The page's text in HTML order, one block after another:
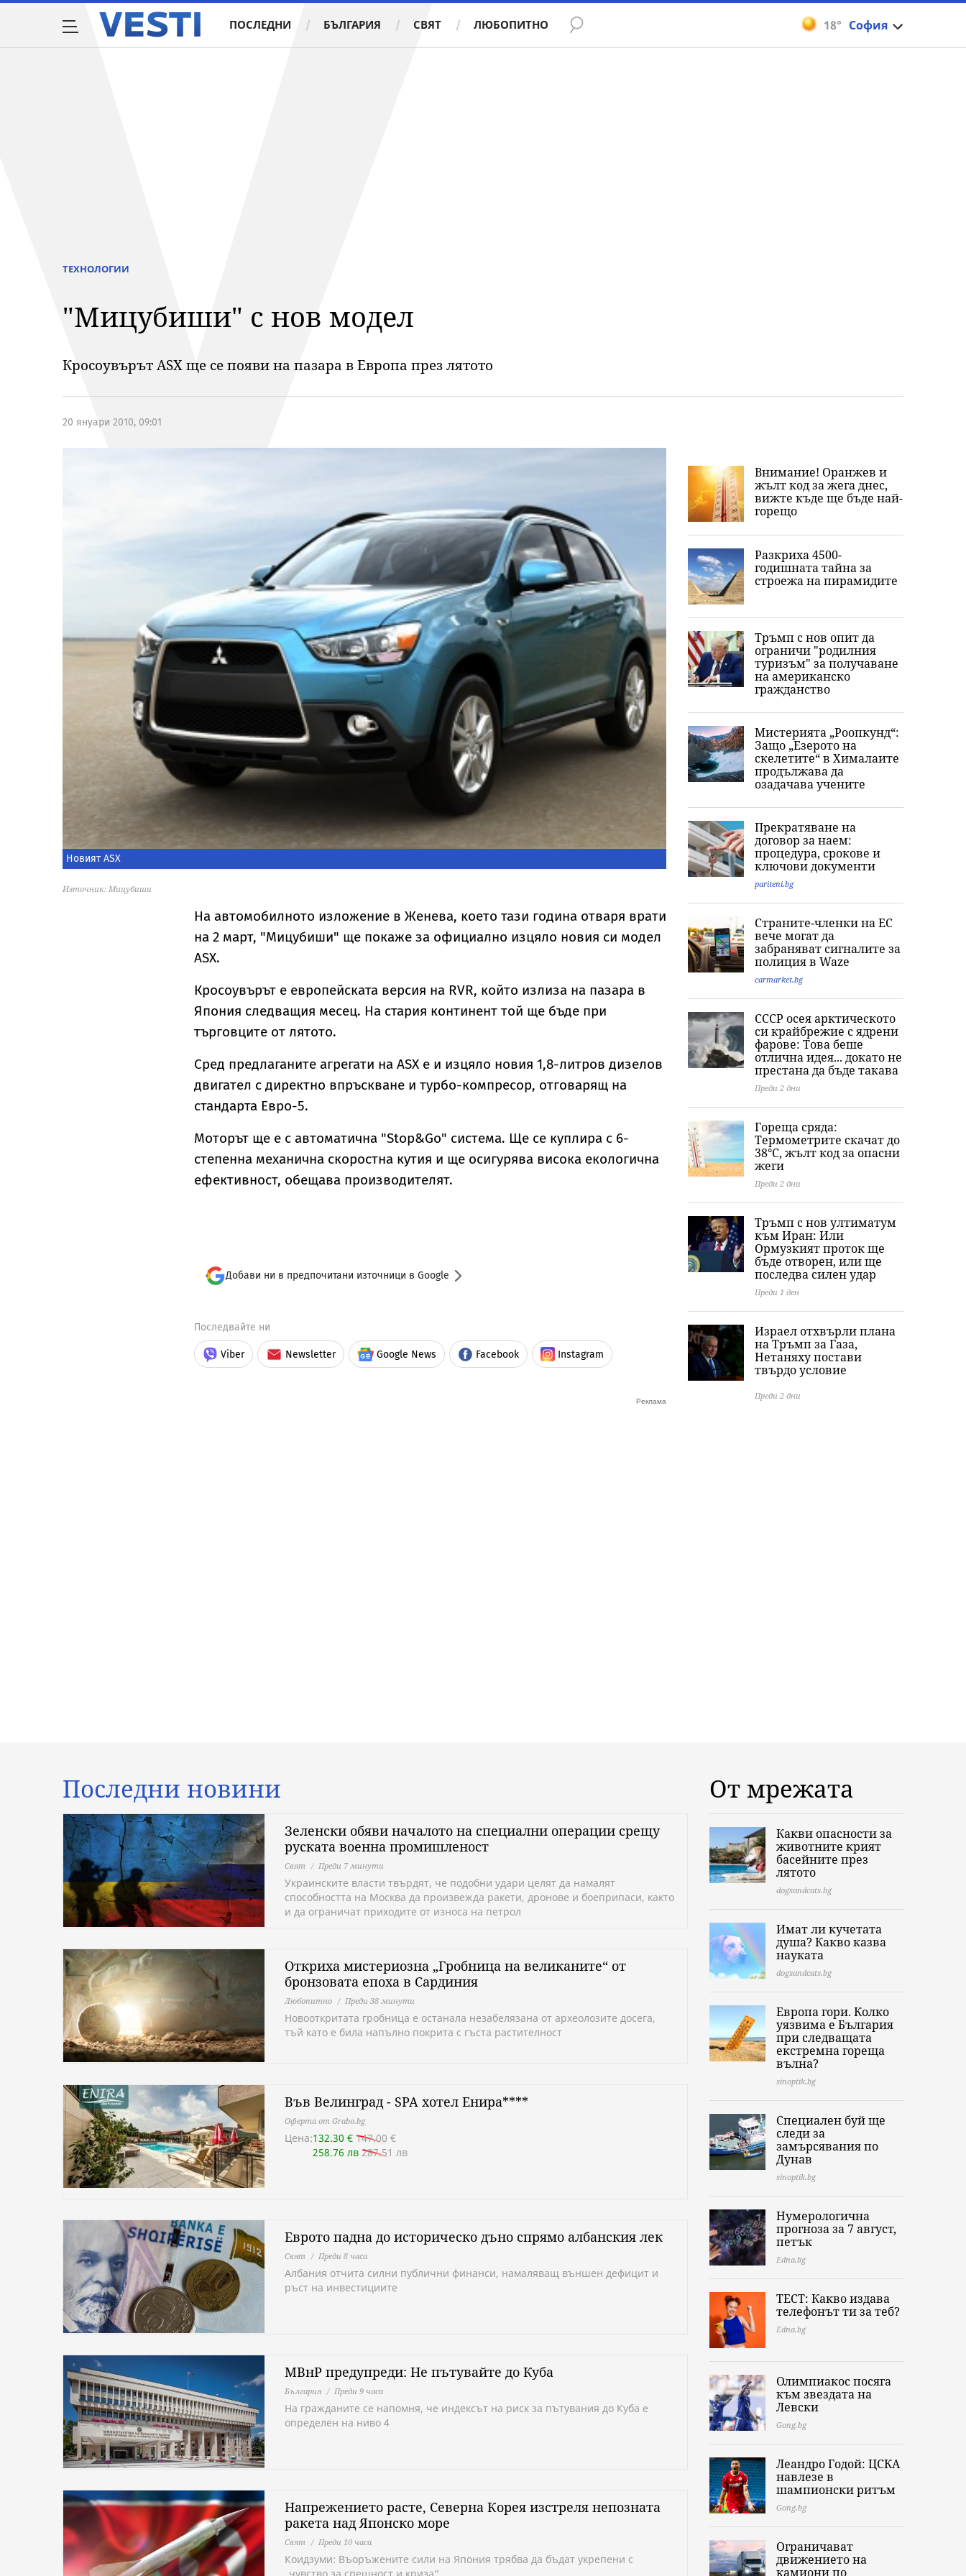
18° София
ПОСЛЕДНИ БЪЛГАРИЯ СВЯТ ЛЮБОПИТНО
ТЕХНОЛОГИИ
"Мицубиши" с нов модел
Кросоувърът ASX ще се появи на пазара в Европа през лятото
20 януари 2010, 09:01
Новият ASX
Източник: Мицубиши
На автомобилното изложение в Женева, което тази година отваря врати
на 2 март, "Мицубиши" ще покаже за официално изцяло новия си модел
ASX.
Кросоувърът е европейската версия на RVR, който излиза на пазара в
Япония следващия месец. На стария континент той ще бъде при
търговците от лятото.
Сред предлаганите агрегати на ASX е и изцяло новия 1,8-литров дизелов
двигател с директно впръскване и турбо-компресор, отговарящ на
стандарта Евро-5.
Моторът ще е с автоматична "Stop&Go" система. Ще се куплира с 6-
степенна механична скоростна кутия и ще осигурява висока екологична
ефективност, обещава производителят.
Добави ни в предпочитани източници в Google
Последвайте ни
Viber Newsletter Google News Facebook Instagram
Внимание! Оранжев и
жълт код за жега днес,
вижте къде ще бъде най-
горещо
Разкриха 4500-
годишната тайна за
строежа на пирамидите
Тръмп с нов опит да
ограничи "родилния
туризъм" за получаване
на американско
гражданство
Мистерията „Роопкунд“:
Защо „Езерото на
скелетите“ в Хималаите
продължава да
озадачава учените
Прекратяване на
договор за наем:
процедура, срокове и
ключови документи
pariteni.bg
Страните-членки на ЕС
вече могат да
забраняват сигналите за
полиция в Waze
carmarket.bg
СССР осея арктическото
си крайбрежие с ядрени
фарове: Това беше
отлична идея... докато не
престана да бъде такава
Преди 2 дни
Гореща сряда:
Термометрите скачат до
38°C, жълт код за опасни
жеги
Преди 2 дни
Тръмп с нов ултиматум
към Иран: Или
Ормузкият проток ще
бъде отворен, или ще
последва силен удар
Преди 1 ден
Израел отхвърли плана
на Тръмп за Газа,
Нетаняху постави
твърдо условие
Преди 2 дни
Последни новини
Зеленски обяви началото на специални операции срещу
руската военна промишленост
Свят Преди 7 минути
Украинските власти твърдят, че подобни удари целят да намалят
способността на Москва да произвежда ракети, дронове и боеприпаси, както
и да ограничат приходите от износа на петрол
Откриха мистериозна „Гробница на великаните“ от
бронзовата епоха в Сардиния
Любопитно Преди 38 минути
Новооткритата гробница е останала незабелязана от археолозите досега,
тъй като е била напълно покрита с гъста растителност
Във Велинград - SPA хотел Енира****
Оферта от Grabo.bg
Цена:132.30 € 147.00 €
258.76 лв 287.51 лв
Еврото падна до историческо дъно спрямо албанския лек
Свят Преди 8 часа
Албания отчита силни публични финанси, намаляващ външен дефицит и
ръст на инвестициите
МВнР предупреди: Не пътувайте до Куба
България Преди 9 часа
На гражданите се напомня, че индексът на риск за пътувания до Куба е
определен на ниво 4
Напрежението расте, Северна Корея изстреля непозната
ракета над Японско море
Свят Преди 10 часа
Коидзуми: Въоръжените сили на Япония трябва да бъдат укрепени с
От мрежата
Какви опасности за
животните крият
басейните през
лятото
dogsandcats.bg
Имат ли кучетата
душа? Какво казва
науката
dogsandcats.bg
Европа гори. Колко
уязвима е България
при следващата
екстремна гореща
вълна?
sinoptik.bg
Специален буй ще
следи за
замърсявания по
Дунав
sinoptik.bg
Нумерологична
прогноза за 7 август,
петък
Edna.bg
ТЕСТ: Какво издава
телефонът ти за теб?
Edna.bg
Олимпиакос посяга
към звездата на
Левски
Gong.bg
Леандро Годой: ЦСКА
навлезе в
шампионски ритъм
Gong.bg
Ограничават
движението на
камиони по